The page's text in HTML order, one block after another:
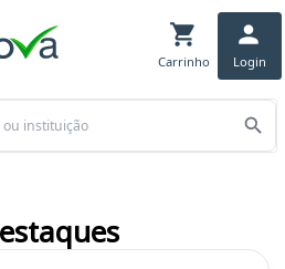
Carrinho Login